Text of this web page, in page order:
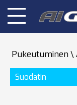
Pukeutuminen
Suodatin